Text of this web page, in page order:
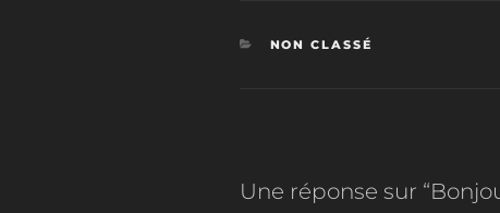
CATÉGORIES
NON CLASSÉ
Une réponse sur